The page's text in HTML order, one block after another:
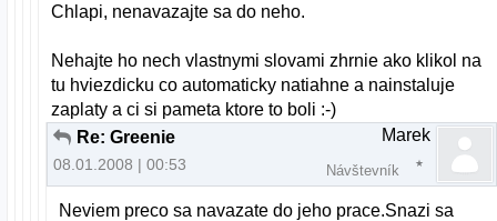
Chlapi, nenavazajte sa do neho.
Nehajte ho nech vlastnymi slovami zhrnie ako klikol na
tu hviezdicku co automaticky natiahne a nainstaluje
zaplaty a ci si pameta ktore to boli :-)
Re: Greenie
08.01.2008 | 00:53
Marek
Návštevník
Neviem preco sa navazate do jeho prace.Snazi sa